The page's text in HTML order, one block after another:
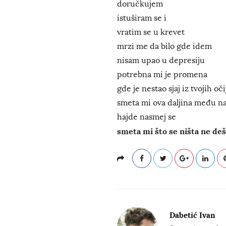
doručkujem
istuširam se i
vratim se u krevet
mrzi me da bilo gde idem
nisam upao u depresiju
potrebna mi je promena
gde je nestao sjaj iz tvojih
smeta mi ova daljina među
hajde nasmej se
smeta mi što se ništa ne
Dabetić Ivan